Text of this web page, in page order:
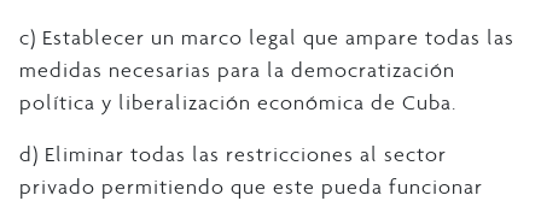
c) Establecer un marco legal que ampare todas las
medidas necesarias para la democratización
política y liberalización económica de Cuba.
d) Eliminar todas las restricciones al sector
privado permitiendo que este pueda funcionar